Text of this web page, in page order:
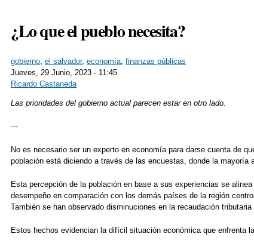
¿Lo que el pueblo necesita?
gobierno, el salvador, economía, finanzas públicas
Jueves, 29 Junio, 2023 - 11:45
Ricardo Castaneda
Las prioridades del gobierno actual parecen estar en otro lado.
---
No es necesario ser un experto en economía para darse cuenta de
población está diciendo a través de las encuestas, donde la
Esta percepción de la población en base a sus experiencias se
desempeño en comparación con los demás países de la región
También se han observado disminuciones en la recaudación
Estos hechos evidencian la difícil situación económica que enfrenta